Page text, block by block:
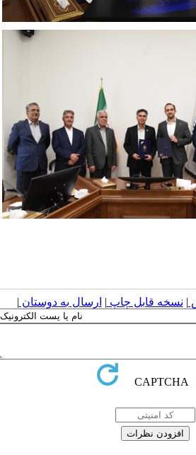
| نسخه قابل چاپ| ارسال به دوستان|